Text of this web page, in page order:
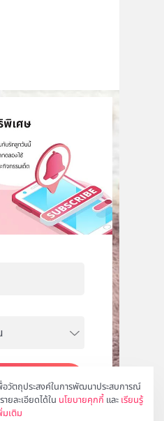
วัตถุประสงค์ในการพัฒนาประสบการณ์
ยละเอียดได้ใน นโยบายคุกกี้ และ เรียนรู้
มเติม
คร